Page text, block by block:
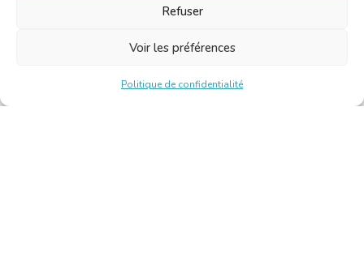
Refuser
Voir les préférences
Politique de confidentialité